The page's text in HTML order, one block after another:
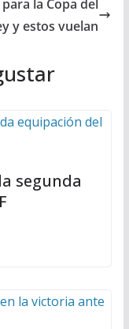
la Copa del
y estos vuelan
segunda